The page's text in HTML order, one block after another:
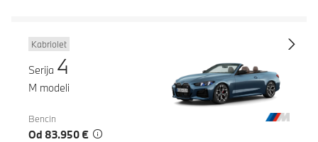
Kabriolet
Serija 4
M modeli
Bencin
Od 83.950 €